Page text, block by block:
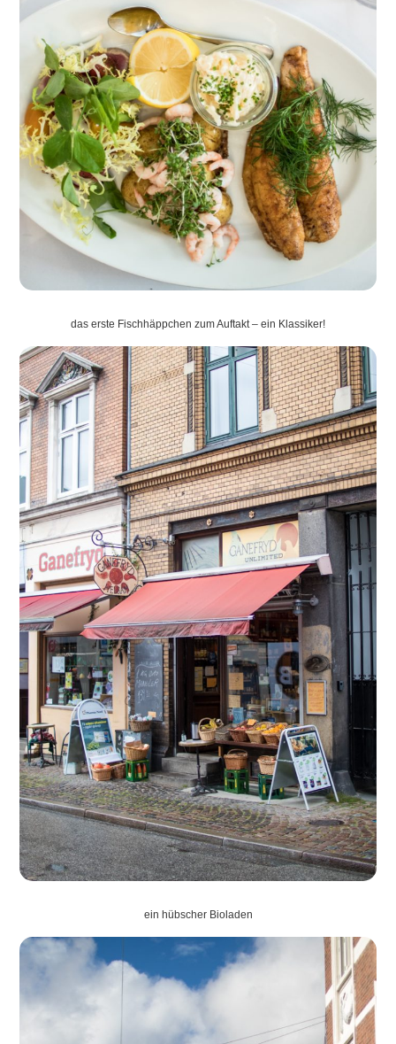
das erste Fischhäppchen zum Auftakt – ein Klassiker!
ein hübscher Bioladen